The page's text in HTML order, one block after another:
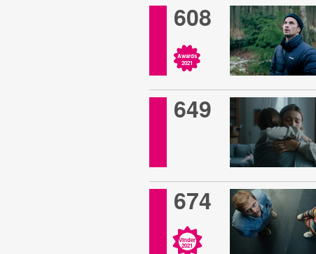
608
Awards
2021
649
674
Vinder
2021